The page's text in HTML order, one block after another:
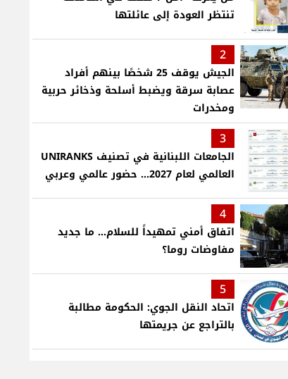
تنتظر العودة إلى عائلتها
2
الجيش يوقف 25 شخصًا بينهم أفراد
عصابة سرقة ويضبط أسلحة وذخائر حربية
ومخدرات
3
الجامعات اللبنانية في تصنيف UNIRANKS
العالمي لعام 2027... حضور عالمي وعربي
4
اتفاق أمني تمهيداً للسلام... ما جديد
مفاوضات روما؟
5
اتحاد النقل الجوي: الحكومة مطالبة
بالتراجع عن جريمتها